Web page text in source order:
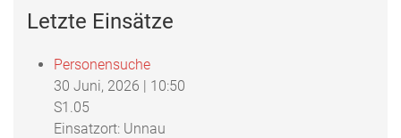
Letzte Einsätze
Personensuche
30 Juni, 2026 | 10:50
S1.05
Einsatzort: Unnau